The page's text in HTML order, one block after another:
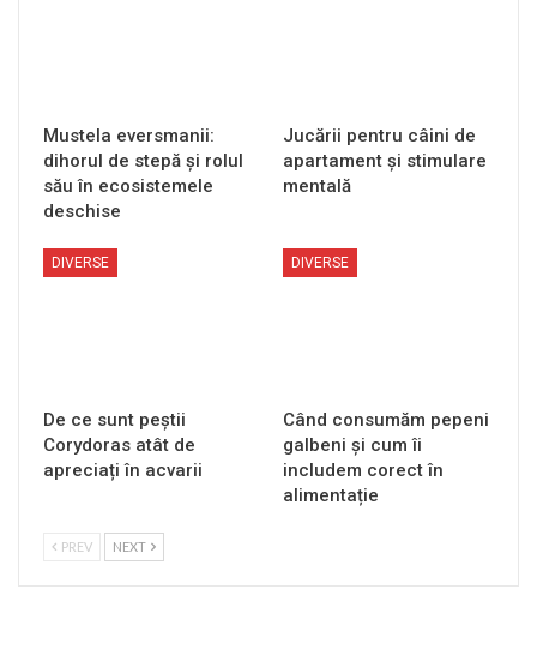
Mustela eversmanii:
dihorul de stepă și rolul
său în ecosistemele
deschise
Jucării pentru câini de
apartament și stimulare
mentală
DIVERSE
De ce sunt peștii
Corydoras atât de
apreciați în acvarii
DIVERSE
Când consumăm pepeni
galbeni și cum îi
includem corect în
alimentație
PREV NEXT